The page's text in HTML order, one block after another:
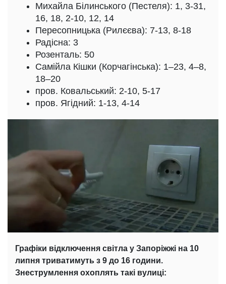
Михайла Білинського (Пестеля): 1, 3-31,
16, 18, 2-10, 12, 14
Пересопницька (Рилєєва): 7-13, 8-18
Радісна: 3
Розенталь: 50
Самійла Кішки (Корчагінська): 1–23, 4–8,
18–20
пров. Ковальський: 2-10, 5-17
пров. Ягідний: 1-13, 4-14
Графіки відключення світла у Запоріжжі на 10
липня триватимуть з 9 до 16 години.
Знеструмлення охоплять такі вулиці: